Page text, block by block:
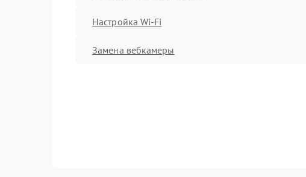
Настройка Wi-Fi
Замена вебкамеры